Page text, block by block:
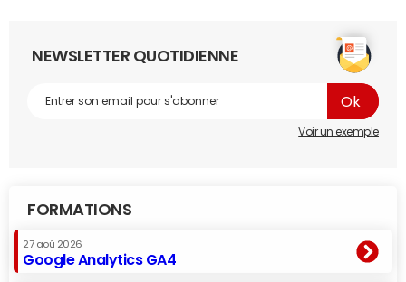
NEWSLETTER QUOTIDIENNE
Voir un exemple
FORMATIONS
27 aoû 2026
Google Analytics GA4